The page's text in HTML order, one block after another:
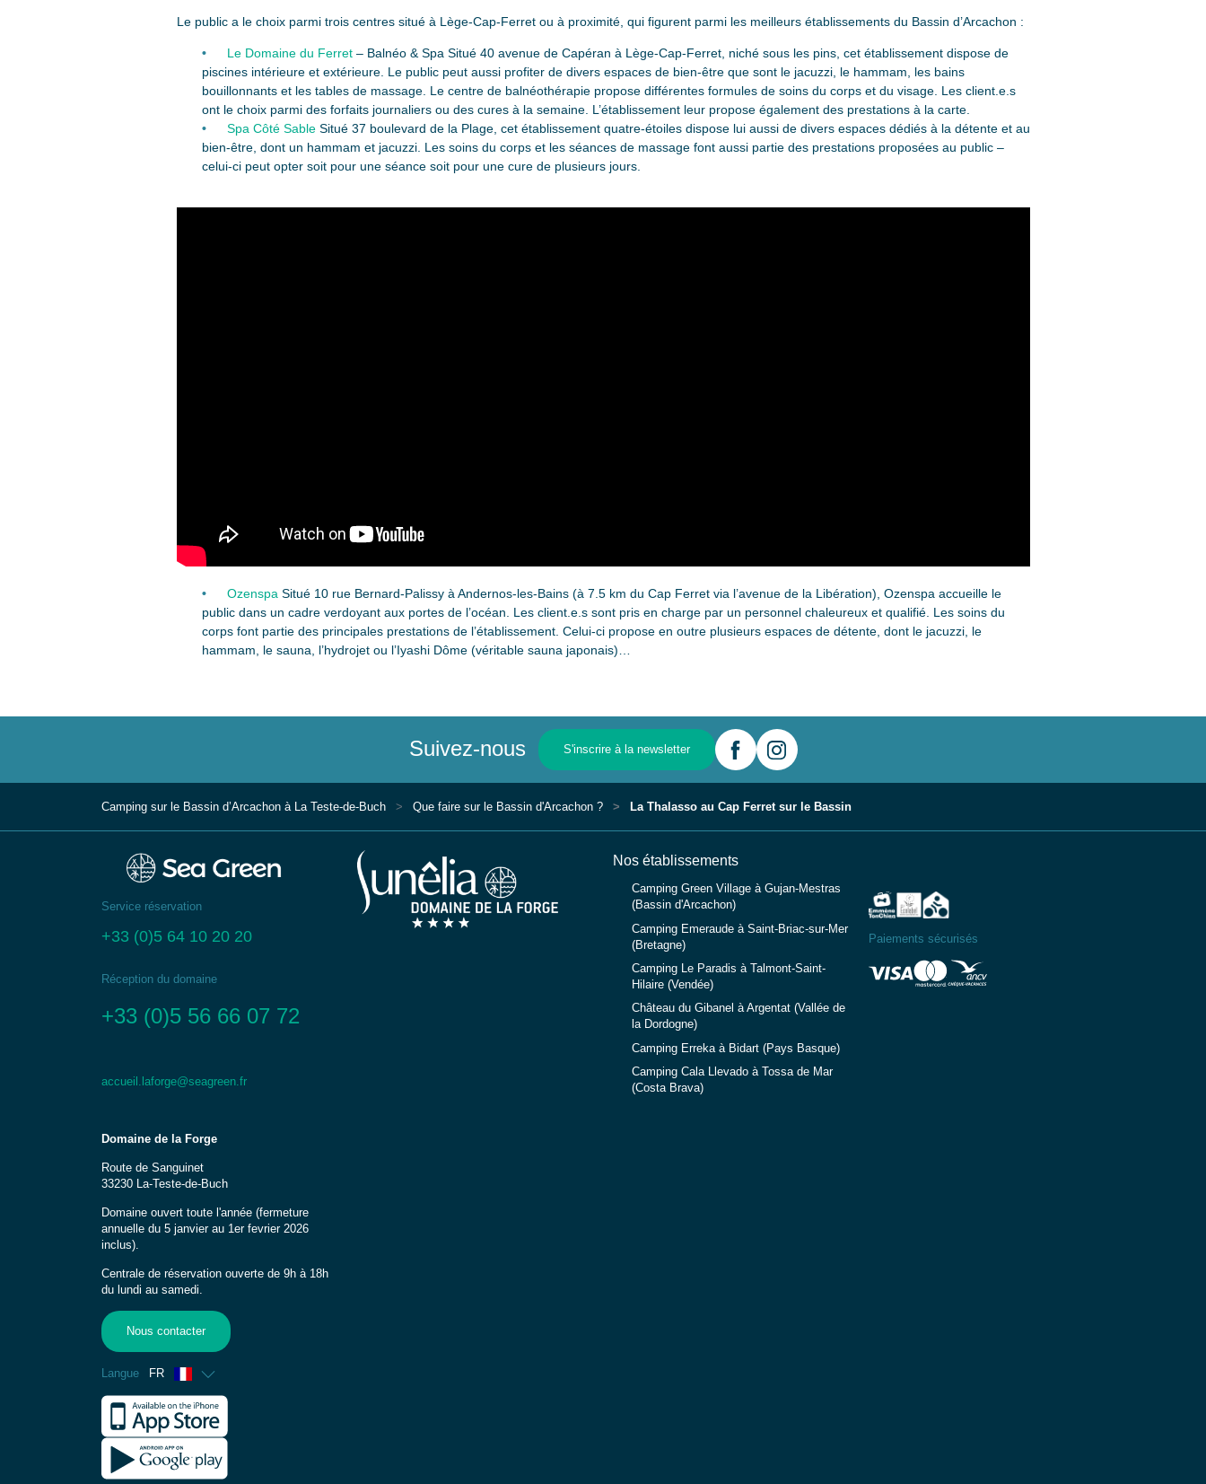
Le public a le choix parmi trois centres situé à Lège-Cap-Ferret ou à proximité, qui figurent parmi les meilleurs établissements du Bassin d’Arcachon :
Le Domaine du Ferret– Balnéo & Spa Situé 40 avenue de Capéran à Lège-Cap-Ferret, niché sous les pins, cet établissement dispose de
piscines intérieure et extérieure. Le public peut aussi profiter de divers espaces de bien-être que sont le jacuzzi, le hammam, les bains
bouillonnants et les tables de massage. Le centre de balnéothérapie propose différentes formules de soins du corps et du visage. Les client.e.s
ont le choix parmi des forfaits journaliers ou des cures à la semaine. L’établissement leur propose également des prestations à la carte.
Spa Côté SableSitué 37 boulevard de la Plage, cet établissement quatre-étoiles dispose lui aussi de divers espaces dédiés à la détente et au
bien-être, dont un hammam et jacuzzi. Les soins du corps et les séances de massage font aussi partie des prestations proposées au public –
celui-ci peut opter soit pour une séance soit pour une cure de plusieurs jours.
Ozenspa Situé 10 rue Bernard-Palissy à Andernos-les-Bains (à 7.5 km du Cap Ferret via l’avenue de la Libération), Ozenspa accueille le
public dans un cadre verdoyant aux portes de l’océan. Les client.e.s sont pris en charge par un personnel chaleureux et qualifié. Les soins du
corps font partie des principales prestations de l’établissement. Celui-ci propose en outre plusieurs espaces de détente, dont le jacuzzi, le
hammam, le sauna, l’hydrojet ou l’Iyashi Dôme (véritable sauna japonais)…
Suivez-nous S'inscrire à la newsletter
Camping sur le Bassin d’Arcachon à La Teste-de-Buch Que faire sur le Bassin d'Arcachon ? La Thalasso au Cap Ferret sur le Bassin
Service réservation
+33 (0)5 64 10 20 20
Réception du domaine
+33 (0)5 56 66 07 72
accueil.laforge@seagreen.fr
Domaine de la Forge
Route de Sanguinet
33230 La-Teste-de-Buch
Domaine ouvert toute l'année (fermeture
annuelle du 5 janvier au 1er fevrier 2026
inclus).
Centrale de réservation ouverte de 9h à 18h
du lundi au samedi.
Nous contacter
Langue FR
Anglais
Espagnol
Allemand
Nos établissements
Camping Green Village à Gujan-Mestras
(Bassin d'Arcachon)
Camping Emeraude à Saint-Briac-sur-Mer
(Bretagne)
Camping Le Paradis à Talmont-Saint-
Hilaire (Vendée)
Château du Gibanel à Argentat (Vallée de
la Dordogne)
Camping Erreka à Bidart (Pays Basque)
Camping Cala Llevado à Tossa de Mar
(Costa Brava)
Paiements sécurisés